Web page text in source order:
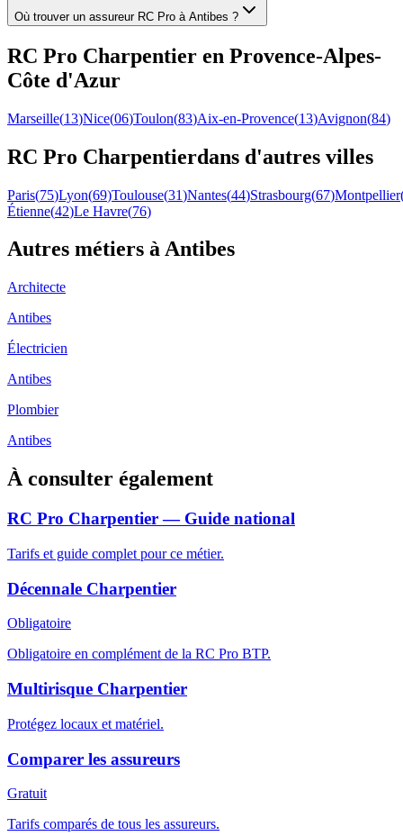
Où trouver un assureur RC Pro à Antibes ?
RC Pro Charpentier en Provence-Alpes-
Côte d'Azur
Marseille(13)Nice(06)Toulon(83)Aix-en-Provence(13)Avignon(84)
RC Pro Charpentierdans d'autres villes
Paris(75)Lyon(69)Toulouse(31)Nantes(44)Strasbourg(67)Montpellier
Étienne(42)Le Havre(76)
Autres métiers àAntibes
Architecte
Antibes
Électricien
Antibes
Plombier
Antibes
À consulter également
RC Pro Charpentier — Guide national
Tarifs et guide complet pour ce métier.
Décennale Charpentier
Obligatoire
Obligatoire en complément de la RC Pro BTP.
Multirisque Charpentier
Protégez locaux et matériel.
Comparer les assureurs
Gratuit
Tarifs comparés de tous les assureurs.